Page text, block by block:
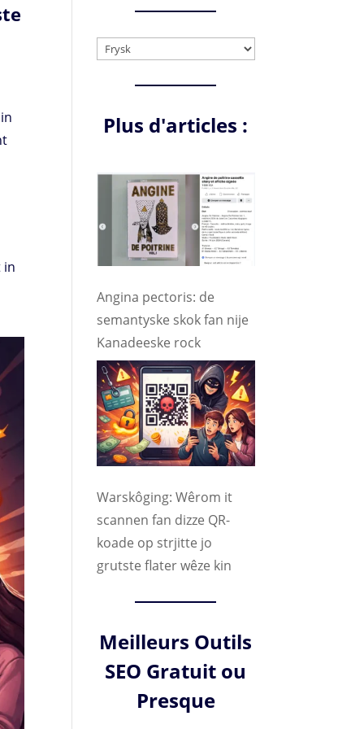
in
Choose
Plus d'articles :
Angina pectoris: de
semantyske skok fan nije
Kanadeeske rock
Warskôging: Wêrom it
scannen fan dizze QR-
koade op strjitte jo
grutste flater wêze kin
Meilleurs Outils
SEO Gratuit ou
Presque